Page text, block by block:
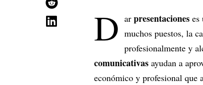
D ar presentaciones es
muchos puestos, la
profesionalmente y
comunicativas ayudan a
económico y profesional que